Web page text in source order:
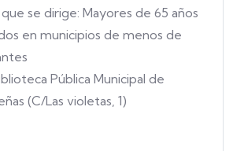
se dirige: Mayores de 65 años
en municipios de menos de
Pública Municipal de
(C/Las violetas, 1)